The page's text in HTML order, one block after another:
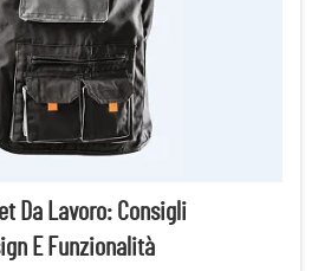
Da Lavoro: Consigli
E Funzionalità